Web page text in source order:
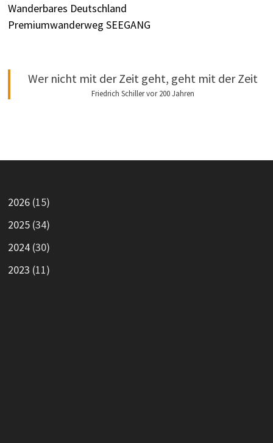
Wanderbares Deutschland
Premiumwanderweg SEEGANG
Wer nicht mit der Zeit geht, geht mit der Zeit
Friedrich Schiller vor 200 Jahren
2026(15)
2025(34)
2024(30)
2023 (11)